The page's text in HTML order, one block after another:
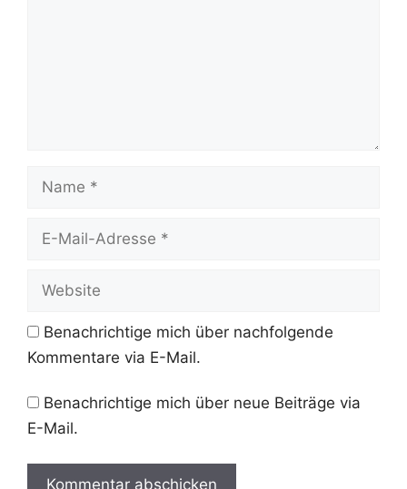
Mail-
Benachrichtige mich über nachfolgende
Kommentare via E-Mail.
Benachrichtige mich über neue Beiträge via
E-Mail.